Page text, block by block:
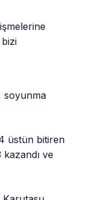
soyunma
üstün bitiren
ve